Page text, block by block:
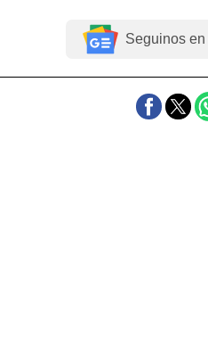
Seguinos en